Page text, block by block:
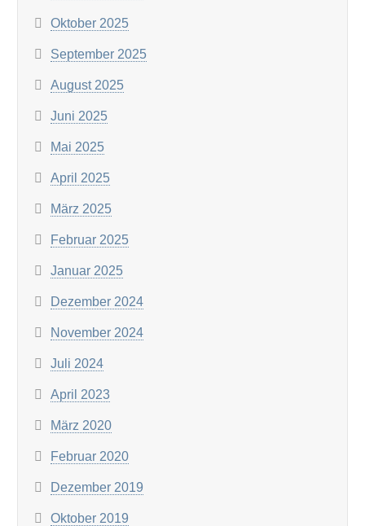
Oktober 2025
September 2025
August 2025
Juni 2025
Mai 2025
April 2025
März 2025
Februar 2025
Januar 2025
Dezember 2024
November 2024
Juli 2024
April 2023
März 2020
Februar 2020
Dezember 2019
Oktober 2019